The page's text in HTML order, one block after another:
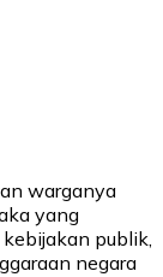
warganya
yang
publik,
negara